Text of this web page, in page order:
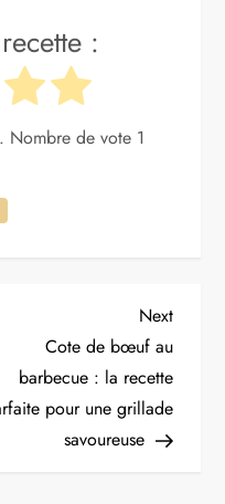
:
de vote 1
Next
Post
Next
Cote de bœuf au
barbecue : la recette
pour une grillade
savoureuse